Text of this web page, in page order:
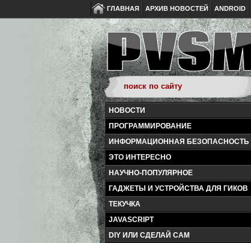
ГЛАВНАЯ АРХИВ НОВОСТЕЙ ANDROID
НОВОСТИ
ПРОГРАММИРОВАНИЕ
ИНФОРМАЦИОННАЯ БЕЗОПАСНОСТЬ
ЭТО ИНТЕРЕСНО
НАУЧНО-ПОПУЛЯРНОЕ
ГАДЖЕТЫ И УСТРОЙСТВА ДЛЯ ГИКОВ
ТЕКУЧКА
JAVASCRIPT
DIY ИЛИ СДЕЛАЙ САМ